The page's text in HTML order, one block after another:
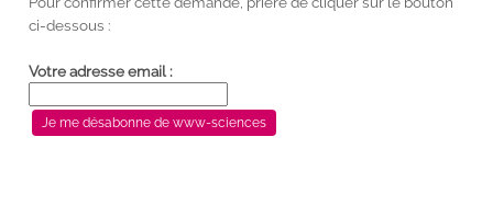
ci-dessous :
Votre adresse email :